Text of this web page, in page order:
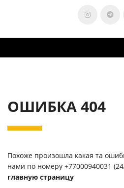
ОШИБКА 404
Похоже произошла какая та
нами по номеру +77000940031
главную страницу